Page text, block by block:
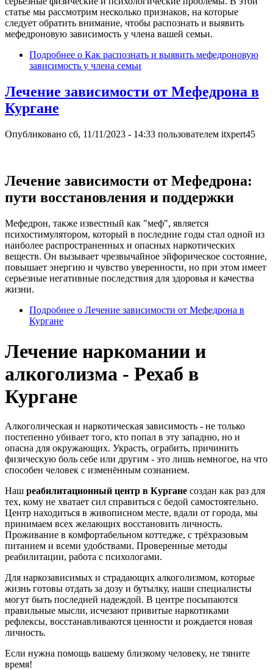
статье мы рассмотрим несколько признаков, на которые
следует обратить внимание, чтобы распознать и выявить
мефедроновую зависимость у члена вашей семьи.
Подробнее о Как распознать и выявить мефедроновую
зависимость у члена семьи
Лечение зависимости от Мефедрона в
Кургане
Опубликовано сб, 11/11/2023 - 14:33 пользователем itxpert45
Лечение зависимости от Мефедрона:
пути восстановления и поддержки
Мефедрон, также известный как "меф", является
психостимулятором, который в последние годы стал одной из
наиболее распространенных и опасных наркотических
веществ. Он вызывает чрезвычайное эйфорическое состояние,
повышает энергию и чувство уверенности, но при этом имеет
серьезные негативные последствия для здоровья и качества
жизни.
Подробнее о Лечение зависимости от Мефедрона в
Кургане
Лечение наркомании и
алкоголизма - Рехаб в
Кургане
Алкоголическая и наркотическая зависимость - не только
постепенно убивает того, кто попал в эту западню, но и
опасна для окружающих. Украсть, ограбить, причинить
физическую боль себе или другим - это лишь немногое, на что
способен человек с изменённым сознанием.
Наш реабилитационный центр в Кургане создан как раз для
тех, кому не хватает сил справиться с бедой самостоятельно.
Центр находиться в живописном месте, вдали от города, мы
принимаем всех желающих восстановить личность.
Проживание в комфортабельном коттедже, с трёхразовым
питанием и всеми удобствами. Проверенные методы
реабилитации, работа с психологами.
Для наркозависимых и страдающих алкоголизмом, которые
жизнь готовы отдать за дозу и бутылку, наши специалисты
могут быть последней надеждой. В центре посыпаются
правильные мысли, исчезают привитые наркотиками
рефлексы, восстанавливаются ценности и рождается новая
личность.
Если нужна помощь вашему близкому человеку, не тяните
время!